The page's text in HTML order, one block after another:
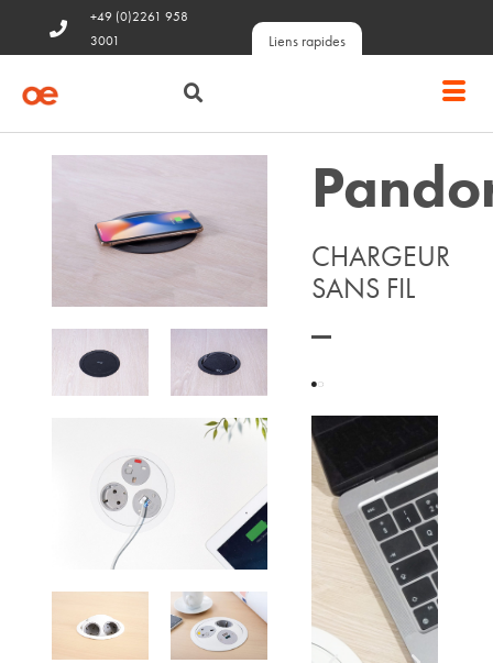
+49 (0)2261 958
3001
Liens rapides
CHARGEUR
SANS FIL